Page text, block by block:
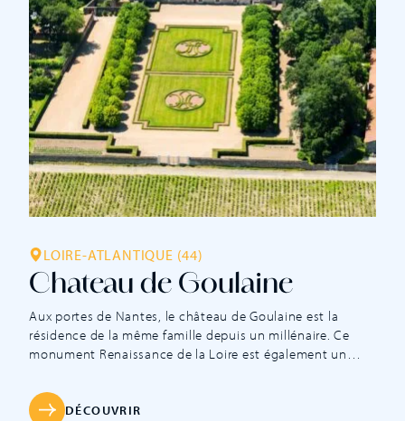
LOIRE-ATLANTIQUE (44)
Chateau de Goulaine
Aux portes de Nantes, le château de Goulaine est la
résidence de la même famille depuis un millénaire. Ce
monument Renaissance de la Loire est également un
XVIIe siècle à l’image de ses salons finement décorés. De
la cuisine du XVe siècle à la chambre du Roi Louis […]
DÉCOUVRIR